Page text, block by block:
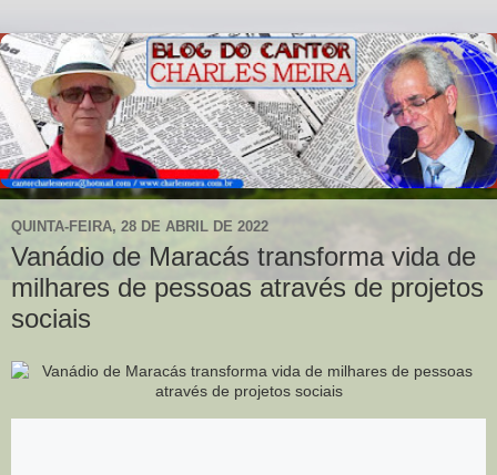
QUINTA-FEIRA, 28 DE ABRIL DE 2022
Vanádio de Maracás transforma vida de
milhares de pessoas através de projetos
sociais